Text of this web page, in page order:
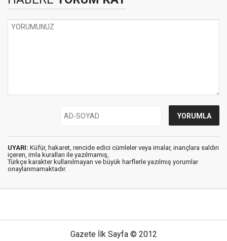
UYARI: Küfür, hakaret, rencide edici cümleler veya imalar, inançlara saldırı
içeren, imla kuralları ile yazılmamış,
Türkçe karakter kullanılmayan ve büyük harflerle yazılmış yorumlar
onaylanmamaktadır.
Gazete İlk Sayfa © 2012